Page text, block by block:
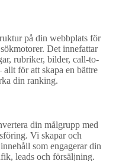
på din webbplats för
Det innefattar
rubriker, bilder, call-to-
för att skapa en bättre
din ranking.
din målgrupp med
Vi skapar och
som engagerar din
leads och försäljning.